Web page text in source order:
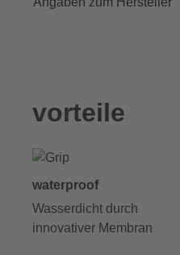
vorteile
waterproof
Wasserdicht durch
innovativer Membran